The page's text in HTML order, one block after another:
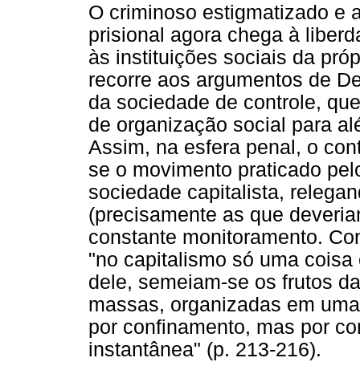
O criminoso estigmatizado e
prisional agora chega à
às instituições sociais da
recorre aos argumentos de
da sociedade de controle,
de organização social para
Assim, na esfera penal, o
se o movimento praticado
sociedade capitalista,
(precisamente as que
constante monitoramento.
"no capitalismo só uma
dele, semeiam-se os frutos
massas, organizadas em
por confinamento, mas por
instantânea" (p. 213-216).